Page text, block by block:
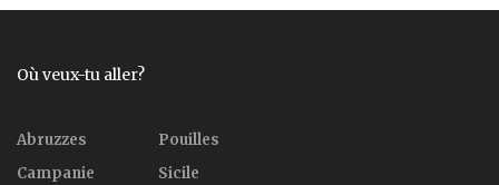
Où veux-tu aller?
Abruzzes
Campanie
Pouilles
Sicile